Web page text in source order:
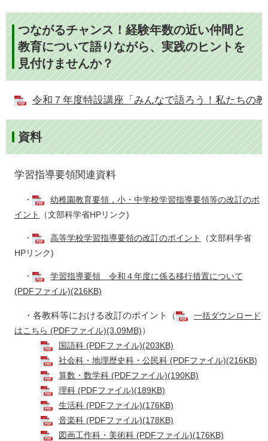
つながるチャンス！経験年数の近い仲間と
教育について語りながら、実践のヒントを
見付けませんか？
令和７年度特設講座「みんなで語ろう！私たちの
資料
学習指導要領関連資料
・
幼稚園教育要領，小・中学校学習指導要領等の改訂のポ
イント
（文部科学省HPリンク)
・ 高等学校学習指導要領の改訂のポイント
（文部科学省
HPリンク)
・
学習指導要領 令和４年度に係る移行措置について
(PDFファイル)(216KB)
・各教科等における改訂のポイント （
一括ダウンロード
はこちら (PDFファイル)(3.09MB)）
国語科 (PDFファイル)(203KB)
社会科・地理歴史科・公民科 (PDFファイル)(216KB)
算数・数学科 (PDFファイル)(190KB)
理科 (PDFファイル)(189KB)
生活科 (PDFファイル)(176KB)
音楽科 (PDFファイル)(178KB)
図画工作科・美術科 (PDFファイル)(176KB)